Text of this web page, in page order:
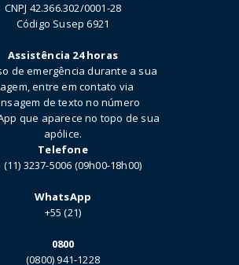
CNPJ 42.366.302/0001-28
Código Susep 6921
Assistência 24 horas
de emergência durante a sua
entre em contato via
de texto no número
que aparece no topo de sua
apólice.
Telefone
(11) 3237-5006 (09h00-18h00)
WhatsApp
+55 (21)
0800
(0800) 941-1228